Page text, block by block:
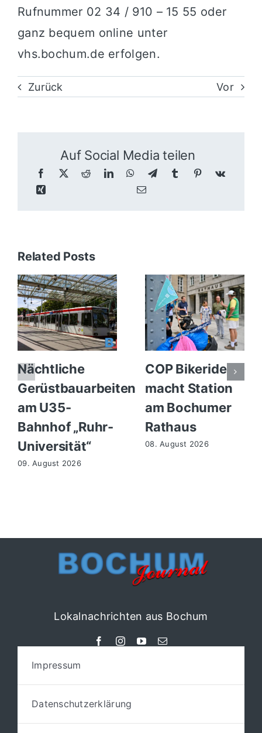
Rufnummer 02 34 / 910 – 15 55 oder
ganz bequem online unter
vhs.bochum.de erfolgen.
Zurück Vor
Auf Social Media teilen
Related Posts
Nächtliche
Gerüstbauarbeiten
am U35-
Bahnhof „Ruhr-
Universität“
09. August 2026
COP Bikeride
macht Station
am Bochumer
Rathaus
08. August 2026
Lokalnachrichten aus Bochum
Impressum
Datenschutzerklärung